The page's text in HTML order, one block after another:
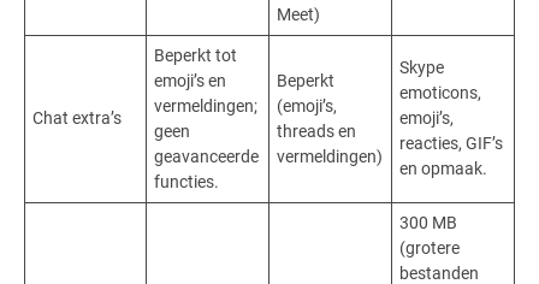
Meet)
Chat extra’s
Beperkt tot
emoji’s en
vermeldingen;
geen
geavanceerde
functies.
Beperkt
(emoji’s,
threads en
vermeldingen)
Skype
emoticons,
emoji’s,
reacties, GIF’s
en opmaak.
300 MB
(grotere
bestanden